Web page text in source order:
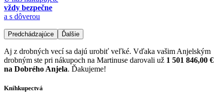
vždy bezpečne
a s dôverou
Predchádzajúce Ďalšie
Aj z drobných vecí sa dajú urobiť veľké. Vďaka vašim Anjelským
drobným ste pri nákupoch na Martinuse darovali už 1 501 846,00 €
na Dobrého Anjela. Ďakujeme!
Kníhkupectvá